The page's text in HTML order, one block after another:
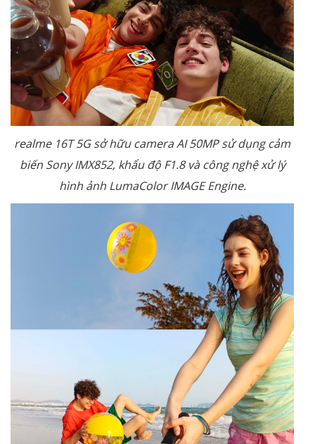
realme 16T 5G sở hữu camera AI 50MP sử dụng cảm
biến Sony IMX852, khẩu độ F1.8 và công nghệ xử lý
hình ảnh LumaColor IMAGE Engine.